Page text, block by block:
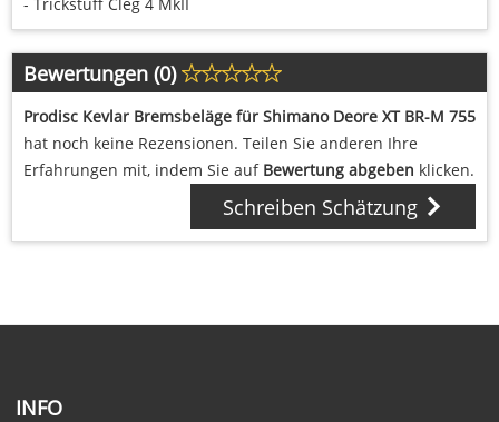
Bewertungen (0)
Prodisc Kevlar Bremsbeläge für Shimano Deore XT BR-M 755
hat noch keine Rezensionen. Teilen Sie anderen Ihre
Erfahrungen mit, indem Sie auf Bewertung abgeben klicken.
Schreiben Schätzung
INFO